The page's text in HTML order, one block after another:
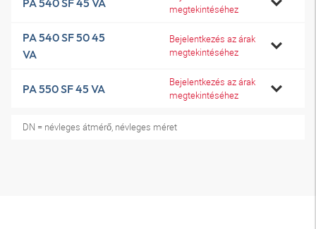
PA 540 SF 45 VA
megtekintéséhez
PA 540 SF 50 45
VA
Bejelentkezés az árak
megtekintéséhez
PA 550 SF 45 VA
Bejelentkezés az árak
megtekintéséhez
DN = névleges átmérő, névleges méret